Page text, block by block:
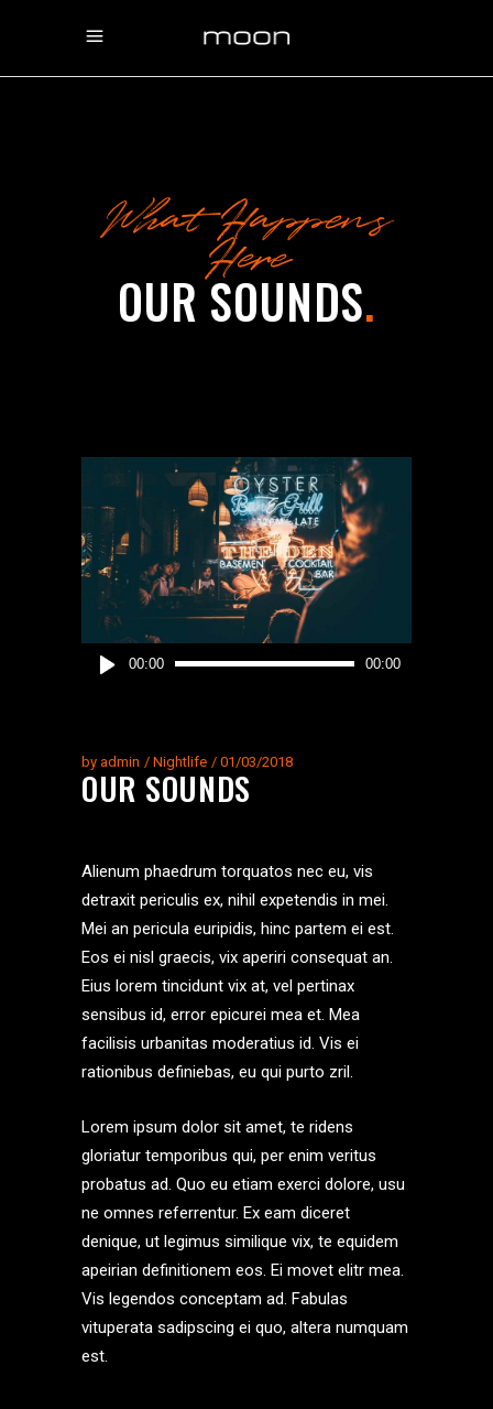
What Happens
Here
OUR SOUNDS.
Reproductor
00:00 00:00
by admin Nightlife 01/03/2018
OUR SOUNDS
Alienum phaedrum torquatos nec eu, vis
detraxit periculis ex, nihil expetendis in mei.
Mei an pericula euripidis, hinc partem ei est.
Eos ei nisl graecis, vix aperiri consequat an.
Eius lorem tincidunt vix at, vel pertinax
sensibus id, error epicurei mea et. Mea
facilisis urbanitas moderatius id. Vis ei
rationibus definiebas, eu qui purto zril.
Lorem ipsum dolor sit amet, te ridens
gloriatur temporibus qui, per enim veritus
probatus ad. Quo eu etiam exerci dolore, usu
ne omnes referrentur. Ex eam diceret
denique, ut legimus similique vix, te equidem
apeirian definitionem eos. Ei movet elitr mea.
Vis legendos conceptam ad. Fabulas
vituperata sadipscing ei quo, altera numquam
est.